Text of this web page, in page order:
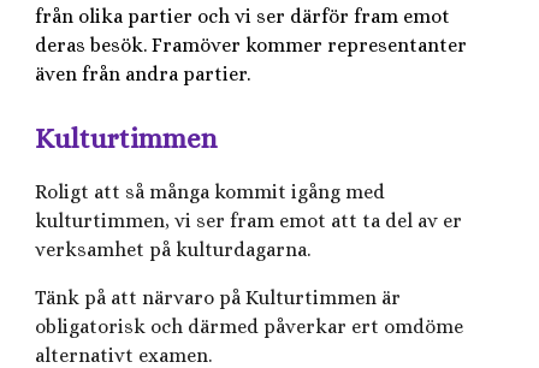
från olika partier och vi ser därför fram emot
deras besök. Framöver kommer representanter
även från andra partier.
Kulturtimmen
Roligt att så många kommit igång med
kulturtimmen, vi ser fram emot att ta del av er
verksamhet på kulturdagarna.
Tänk på att närvaro på Kulturtimmen är
obligatorisk och därmed påverkar ert omdöme
alternativt examen.